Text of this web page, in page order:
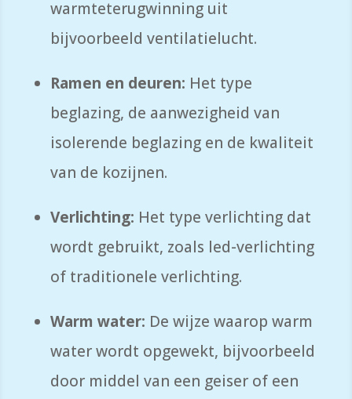
warmteterugwinning uit
bijvoorbeeld ventilatielucht.
Ramen en deuren: Het type
beglazing, de aanwezigheid van
isolerende beglazing en de kwaliteit
van de kozijnen.
Verlichting: Het type verlichting dat
wordt gebruikt, zoals led-verlichting
of traditionele verlichting.
Warm water: De wijze waarop warm
water wordt opgewekt, bijvoorbeeld
door middel van een geiser of een